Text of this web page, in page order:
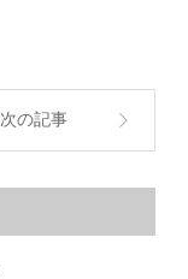
次の記事